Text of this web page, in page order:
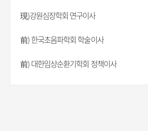
現)강원심장학회 연구이사
前) 한국초음파학회 학술이사
前) 대한임상순환기학회 정책이사